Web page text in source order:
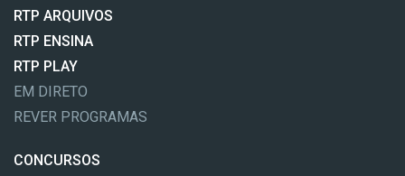
RTP ARQUIVOS
RTP ENSINA
RTP PLAY
EM DIRETO
REVER PROGRAMAS
CONCURSOS